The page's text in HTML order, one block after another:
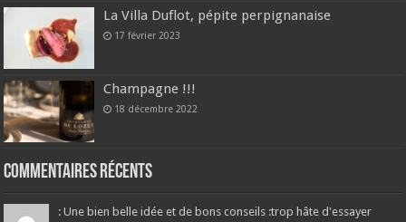
La Villa Duflot, pépite perpignanaise
17 février 2023
Champagne !!!
18 décembre 2022
Commentaires récents
: Une bien belle idée et de bons conseils :trop hâte d'essayer